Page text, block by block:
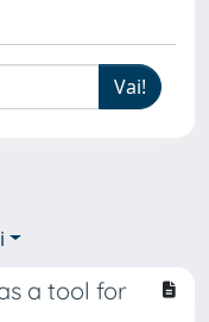
a tool for